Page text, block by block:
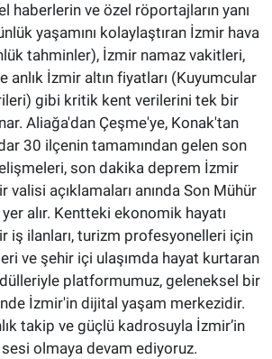
haberlerin ve özel röportajların yanı
yaşamını kolaylaştıran İzmir hava
tahminler), İzmir namaz vakitleri,
anlık İzmir altın fiyatları (Kuyumcular
gibi kritik kent verilerini tek bir
Aliağa'dan Çeşme'ye, Konak'tan
30 ilçenin tamamından gelen son
son dakika deprem İzmir
valisi açıklamaları anında Son Mühür
alır. Kentteki ekonomik hayatı
iş ilanları, turizm profesyonelleri için
ve şehir içi ulaşımda hayat kurtaran
platformumuz, geleneksel bir
İzmir'in dijital yaşam merkezidir.
takip ve güçlü kadrosuyla İzmir’in
olmaya devam ediyoruz.